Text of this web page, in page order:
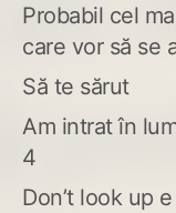
Probabil cel
care vor să se
Să te sărut
Am intrat în
4
Don’t look up